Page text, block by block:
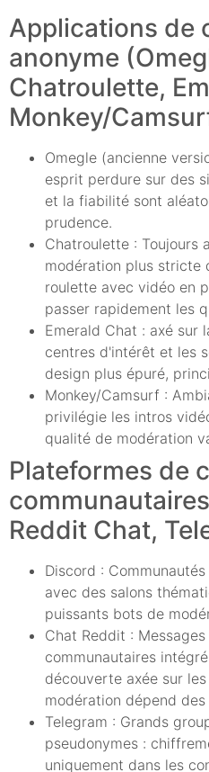
Applications de
anonyme
Chatroulette,
Monkey/
Omegle (ancienne
esprit perdure sur des
et la fiabilité sont
prudence.
Chatroulette : Toujours
modération plus stricte
roulette avec vidéo en
passer rapidement les
Emerald Chat : axé sur
centres d'intérêt et les
design plus épuré,
Monkey/Camsurf :
privilégie les intros
qualité de modération
Plateformes de
Reddit Chat,
Discord :
avec des salons
puissants bots de
Chat Reddit :
communautaires
découverte axée sur
modération dépend
Telegram : Grands
pseudonymes :
uniquement dans les